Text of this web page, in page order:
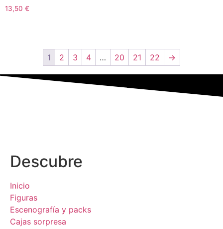
13,50 €
1 2 3 4 … 20 21 22 →
Descubre
Inicio
Figuras
Escenografía y packs
Cajas sorpresa